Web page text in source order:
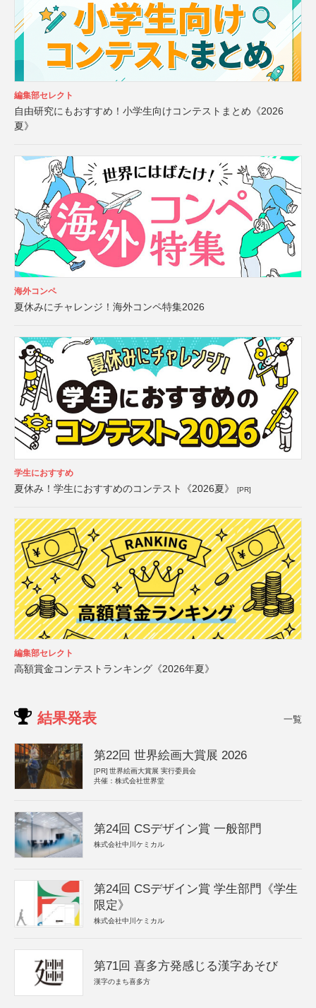
編集部セレクト
自由研究にもおすすめ！小学生向けコンテストまとめ《2026
夏》
海外コンペ
夏休みにチャレンジ！海外コンペ特集2026
学生におすすめ
夏休み！学生におすすめのコンテスト《2026夏》 [PR]
編集部セレクト
高額賞金コンテストランキング《2026年夏》
結果発表 一覧
第22回 世界絵画大賞展 2026
[PR] 世界絵画大賞展 実行委員会
共催：株式会社世界堂
第24回 CSデザイン賞 一般部門
株式会社中川ケミカル
第24回 CSデザイン賞 学生部門《学生
限定》
株式会社中川ケミカル
第71回 喜多方発感じる漢字あそび
漢字のまち喜多方